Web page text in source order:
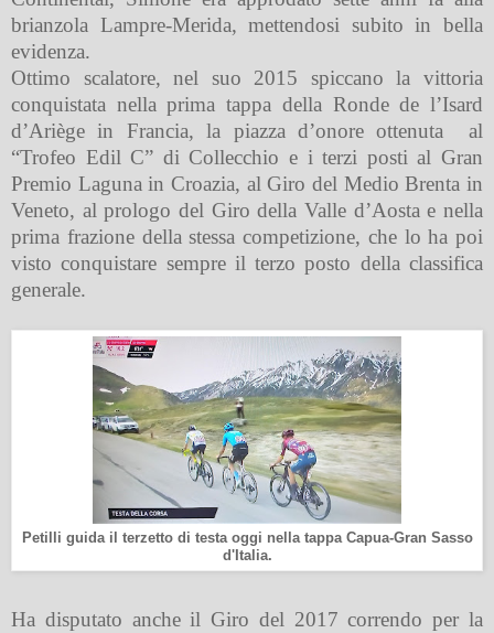
brianzola Lampre-Merida, mettendosi subito in bella
evidenza.
Ottimo scalatore, nel suo 2015 spiccano la vittoria
conquistata nella prima tappa della Ronde de l’Isard
d’Ariège in Francia, la piazza d’onore ottenuta al
“Trofeo Edil C” di Collecchio e i terzi posti al Gran
Premio Laguna in Croazia, al Giro del Medio Brenta in
Veneto, al prologo del Giro della Valle d’Aosta e nella
prima frazione della stessa competizione, che lo ha poi
visto conquistare sempre il terzo posto della classifica
generale.
Petilli guida il terzetto di testa oggi nella tappa Capua-Gran Sasso
d'Italia.
Ha disputato anche il Giro del 2017 correndo per la